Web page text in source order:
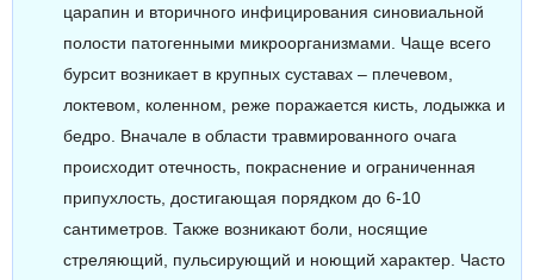
царапин и вторичного инфицирования синовиальной
полости патогенными микроорганизмами. Чаще всего
бурсит возникает в крупных суставах – плечевом,
локтевом, коленном, реже поражается кисть, лодыжка и
бедро. Вначале в области травмированного очага
происходит отечность, покраснение и ограниченная
припухлость, достигающая порядком до 6-10
сантиметров. Также возникают боли, носящие
стреляющий, пульсирующий и ноющий характер. Часто